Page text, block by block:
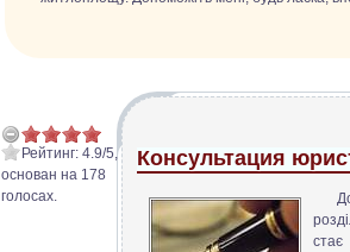
Консультация
Рейтинг: 4.9/5,
основан на 178
голосах.